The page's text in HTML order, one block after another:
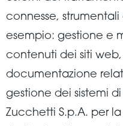
connesse,
esempio: gestione e
contenuti dei siti
documentazione
gestione dei sistemi
Zucchetti S.p.A. per